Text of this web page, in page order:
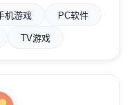
机游戏 PC软件
TV游戏